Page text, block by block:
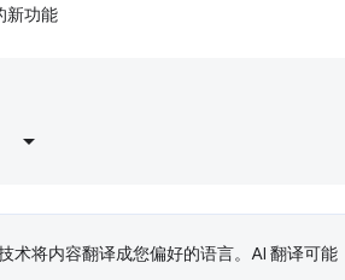
新功能
术将内容翻译成您偏好的语言。AI 翻译可能